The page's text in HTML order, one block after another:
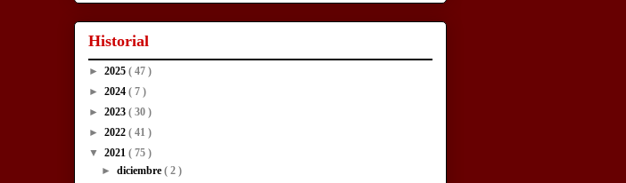
Historial
► 2025 ( 47 )
► 2024 ( 7 )
► 2023 ( 30 )
► 2022 ( 41 )
▼ 2021 ( 75 )
►diciembre( 2 )